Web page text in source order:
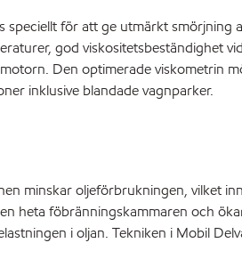
för att ge utmärkt smörjning
god viskositetsbeständighet
Den optimerade viskometrin
inklusive blandade vagnparker.
minskar oljeförbrukningen, vilket
heta föbränningskammaren och
i oljan. Tekniken i Mobil